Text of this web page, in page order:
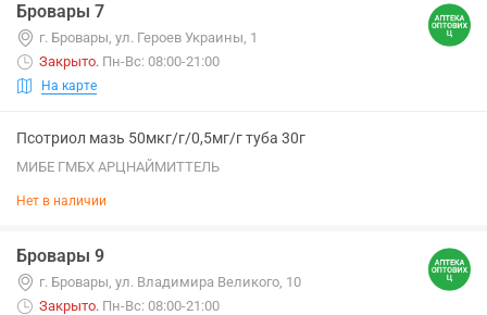
Бровары 7
г. Бровары, ул. Героев Украины, 1
Закрыто. Пн-Вс: 08:00-21:00
На карте
Псотриол мазь 50мкг/г/0,5мг/г туба 30г
МИБЕ ГМБХ АРЦНАЙМИТТЕЛЬ
Нет в наличии
Бровары 9
г. Бровары, ул. Владимира Великого, 10
Закрыто. Пн-Вс: 08:00-21:00